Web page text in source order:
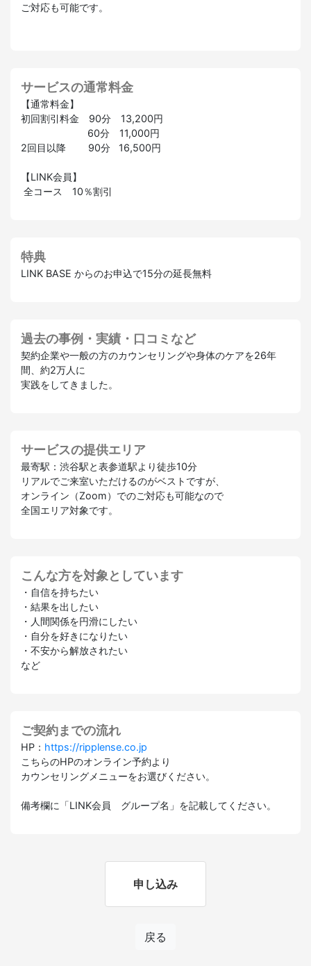
ご対応も可能です。
サービスの通常料金
【通常料金】
初回割引料金 90分 13,200円
60分 11,000円
2回目以降 90分 16,500円
【LINK会員】
全コース 10％割引
特典
LINK BASE からのお申込で15分の延長無料
過去の事例・実績・口コミなど
契約企業や一般の方のカウンセリングや身体のケアを26年
間、約2万人に
実践をしてきました。
サービスの提供エリア
最寄駅：渋谷駅と表参道駅より徒歩10分
リアルでご来室いただけるのがベストですが、
オンライン（Zoom）でのご対応も可能なので
全国エリア対象です。
こんな方を対象としています
・自信を持ちたい
・結果を出したい
・人間関係を円滑にしたい
・自分を好きになりたい
・不安から解放されたい
など
ご契約までの流れ
HP： https://ripplense.co.jp
こちらのHPのオンライン予約より
カウンセリングメニューをお選びください。
備考欄に「LINK会員 グループ名」を記載してください。
申し込み
戻る